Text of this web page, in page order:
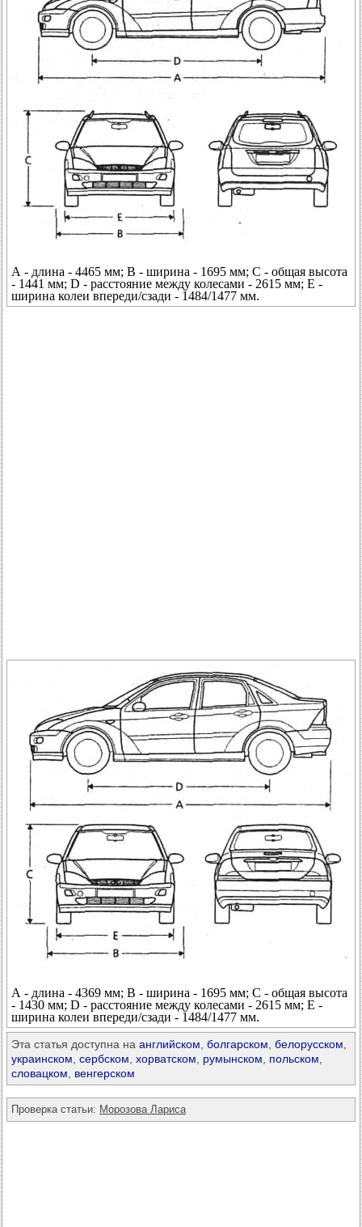
А - длина - 4465 мм; В - ширина - 1695 мм; С - общая высота
- 1441 мм; D - расстояние между колесами - 2615 мм; Е -
ширина колеи впереди/сзади - 1484/1477 мм.
А - длина - 4369 мм; В - ширина - 1695 мм; С - общая высота
- 1430 мм; D - расстояние между колесами - 2615 мм; Е -
ширина колеи впереди/сзади - 1484/1477 мм.
Эта статья доступна на английском болгарском белорусском
украинском сербском хорватском румынском польском
словацком
венгерском
Проверка статьи: Морозова Лариса